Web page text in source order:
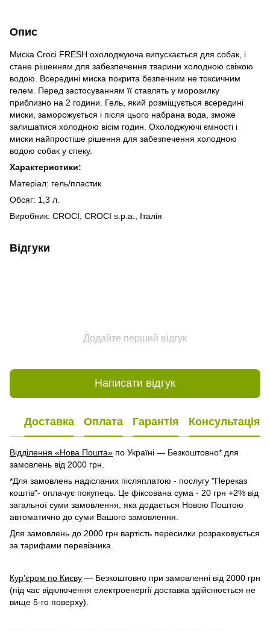
Опис
Миска Croci FRESH охолоджуюча випускається для собак, і
стане рішенням для забезпечення тварини холодною свіжою
водою. Всередині миска покрита безпечним не токсичним
гелем. Перед застосуванням її ставлять у морозилку
приблизно на 2 години. Гель, який розміщується всередині
миски, заморожується і після цього набрана вода, зможе
залишатися холодною вісім годин. Охолоджуючі ємності і
миски найпростіше рішення для забезпечення холодною
водою собак у спеку.
Характеристики:
Матеріал: гель/пластик
Обсяг: 1,3 л.
Виробник: CROCI, CROCI s.p.a., Італія
Відгуки
Додайте перший відгук
Написати відгук
Доставка Оплата Гарантія Консультація
Відділення «Нова Пошта» по Україні — Безкоштовно* для
замовлень від 2000 грн.
*Для замовлень надісланих післяплатою - послугу "Переказ
коштів"- оплачує покупець. Це фіксована сума - 20 грн +2% від
загальної суми замовлення, яка додається Новою Поштою
автоматично до суми Вашого замовлення.
Для замовлень до 2000 грн вартість пересилки розраховується
за тарифами перевізника.
Кур'єром по Києву — Безкоштовно при замовленні від 2000 грн
(під час відключення електроенергії доставка здійснюється не
вище 5-го поверху).